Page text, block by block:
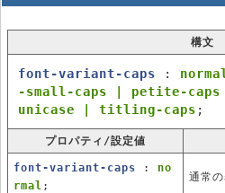
構文
font-variant-caps :
-small-caps | petite-
unicase | titling-caps ;
プロパティ/設定値
font-variant-caps : no
rmal ;
通常